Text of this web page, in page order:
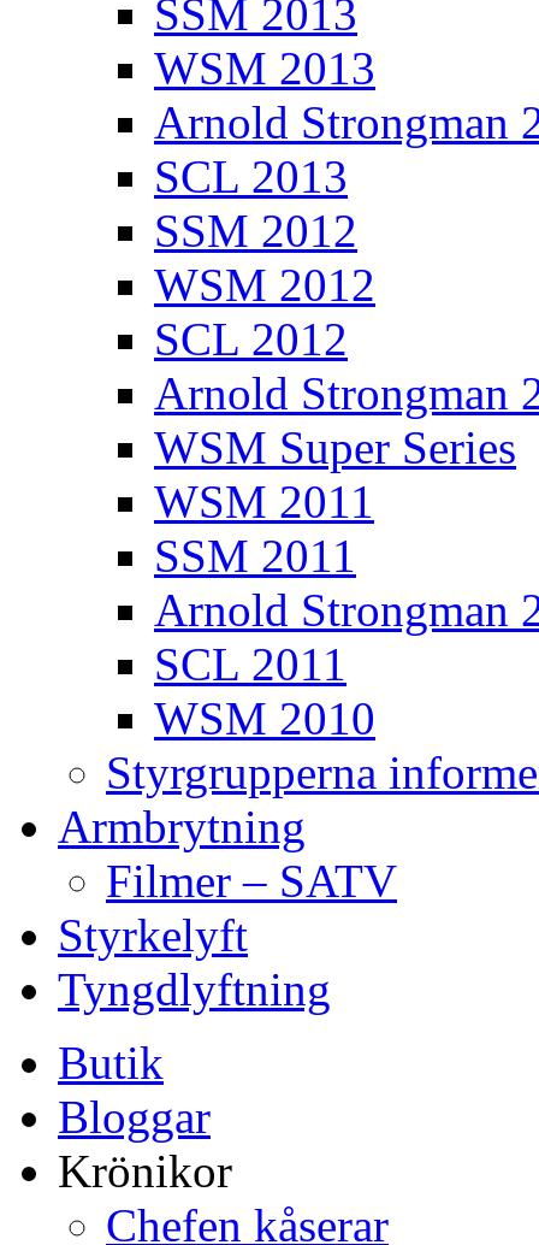
SSM 2013
WSM 2013
Arnold Strongman
SCL 2013
SSM 2012
WSM 2012
SCL 2012
Arnold Strongman
WSM Super Series
WSM 2011
SSM 2011
Arnold Strongman
SCL 2011
WSM 2010
Styrgrupperna
Armbrytning
Filmer – SATV
Styrkelyft
Tyngdlyftning
Butik
Bloggar
Krönikor
Chefen kåserar